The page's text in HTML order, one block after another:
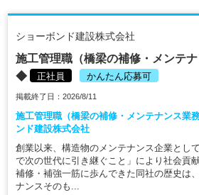
ショーボンド建設株式会社
施工管理職（橋梁の補修・メンテ
◆
正社員 かんたん応募可
掲載終了日：2026/8/11
施工管理職（橋梁の補修・メンテナンス
ンド建設株式会社
創業以来、構造物のメンテナンス企業とし
で次の世代に引き継ぐこと」により社会貢
補修・補強一筋に歩んできた同社の歴史は
ナンスそのも...